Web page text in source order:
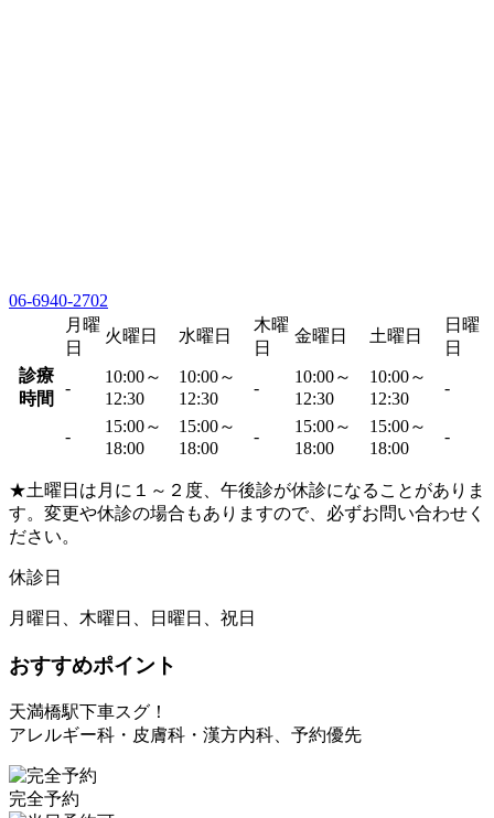
06-6940-2702
月曜
日
火曜日 水曜日
木曜
日
金曜日 土曜日
日曜
日
診療
時間
-
10:00～
12:30
10:00～
12:30
-
10:00～
12:30
10:00～
12:30
-
-
15:00～
18:00
15:00～
18:00
-
15:00～
18:00
15:00～
18:00
-
★土曜日は月に１～２度、午後診が休診になることがありま
す。変更や休診の場合もありますので、必ずお問い合わせく
ださい。
休診日
月曜日、木曜日、日曜日、祝日
おすすめポイント
天満橋駅下車スグ！
アレルギー科・皮膚科・漢方内科、予約優先
完全予約